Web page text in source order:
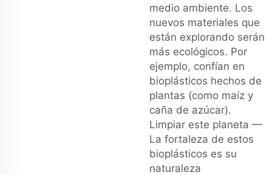
medio ambiente. Los
nuevos materiales que
están explorando serán
más ecológicos. Por
ejemplo, confían en
bioplásticos hechos de
plantas (como maíz y
caña de azúcar).
Limpiar este planeta —
La fortaleza de estos
bioplásticos es su
naturaleza